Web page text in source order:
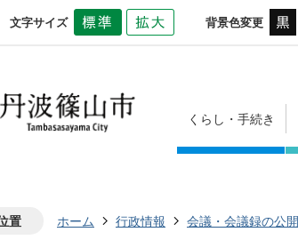
文字サイズ 背景色変更
くらし・手続き
置 ホーム 行政情報 会議・会議録の公開